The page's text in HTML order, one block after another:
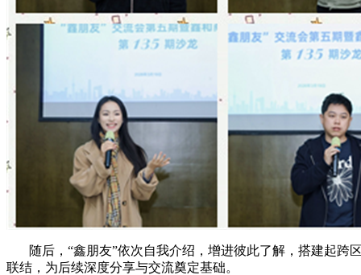
随后，“鑫朋友”依次自我介绍，增进彼此了解，搭建起跨
联结，为后续深度分享与交流奠定基础。